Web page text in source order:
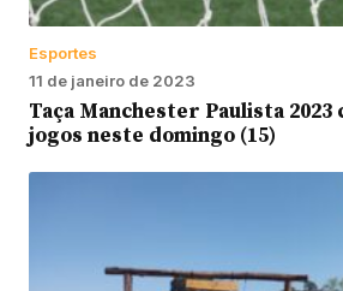
Esportes
11 de janeiro de 2023
Taça Manchester Paulista 2023
jogos neste domingo (15)